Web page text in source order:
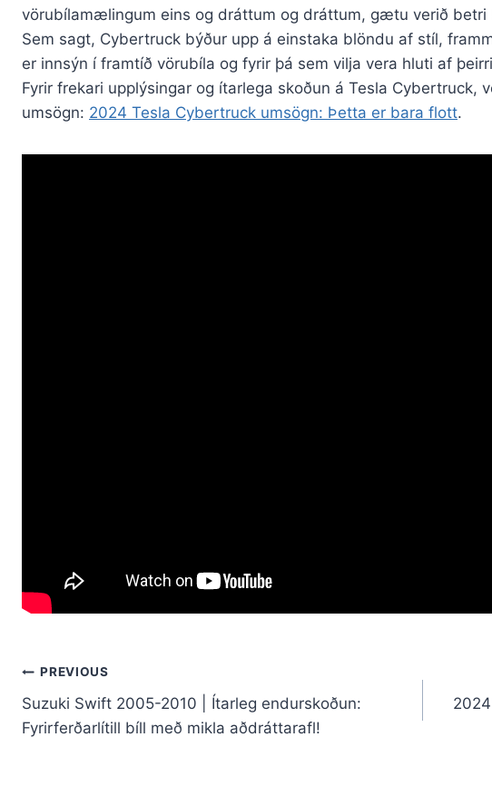
vörubílamælingum eins og dráttum og dráttum, gætu verið betri
Sem sagt, Cybertruck býður upp á einstaka blöndu af stíl,
er innsýn í framtíð vörubíla og fyrir þá sem vilja vera hluti af
Fyrir frekari upplýsingar og ítarlega skoðun á Tesla Cybertruck,
umsögn: 2024 Tesla Cybertruck umsögn: Þetta er bara flott.
Leiðarkerfi
færslu
PREVIOUS
Suzuki Swift 2005-2010 | Ítarleg endurskoðun:
Fyrirferðarlítill bíll með mikla aðdráttarafl!